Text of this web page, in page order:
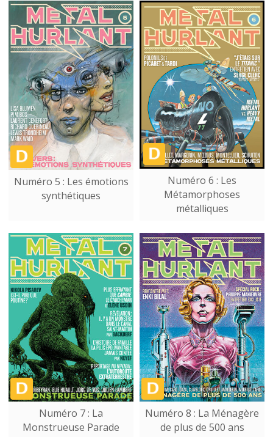
Numéro 5 : Les émotions
synthétiques
Numéro 6 : Les
Métamorphoses
métalliques
Numéro 7 : La
Monstrueuse Parade
Numéro 8 : La Ménagère
de plus de 500 ans